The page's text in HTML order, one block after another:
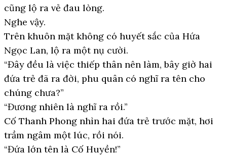
cũng lộ ra vẻ đau lòng.
Nghe vậy.
Trên khuôn mặt không có huyết sắc của Hứa
Ngọc Lan, lộ ra một nụ cười.
“Đây đều là việc thiếp thân nên làm, bây giờ hai
đứa trẻ đã ra đời, phu quân có nghĩ ra tên cho
chúng chưa?”
“Đương nhiên là nghĩ ra rồi.”
Cố Thanh Phong nhìn hai đứa trẻ trước mặt, hơi
trầm ngâm một lúc, rồi nói.
“Đứa lớn tên là Cố Huyền!”